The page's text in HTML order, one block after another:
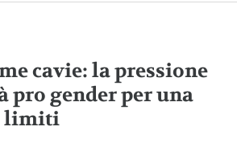
cavie: la pressione
pro gender per una
limiti